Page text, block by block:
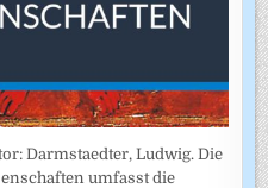
Darmstaedter, Ludwig. Die
umfasst die